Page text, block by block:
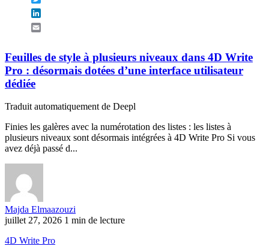
Feuilles de style à plusieurs niveaux dans 4D Write
Pro : désormais dotées d’une interface utilisateur
dédiée
Traduit automatiquement de Deepl
Finies les galères avec la numérotation des listes : les listes à
plusieurs niveaux sont désormais intégrées à 4D Write Pro Si vous
avez déjà passé d...
Majda Elmaazouzi
juillet 27, 2026 1 min de lecture
4D Write Pro